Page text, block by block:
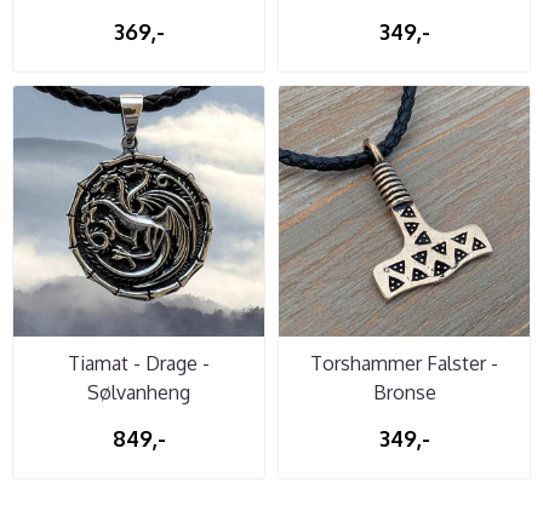
369,- 349,-
Tiamat - Drage -
Sølvanheng
849,-
Torshammer Falster -
Bronse
349,-